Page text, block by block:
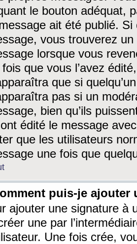
le bouton adéquat,
ait été publié. Si
vous trouverez
lorsque vous
fois que vous l’avez
que si
pas si un
bien qu’ils
édité le message
que les utilisateurs
une fois que
puis-je ajouter
ajouter une signature à
une par
Une fois crée,